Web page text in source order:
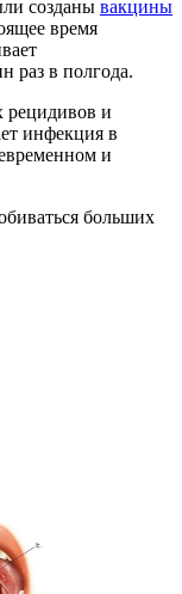
созданы вакцины
время
раз в полгода.
рецидивов и
инфекция в
и
больших